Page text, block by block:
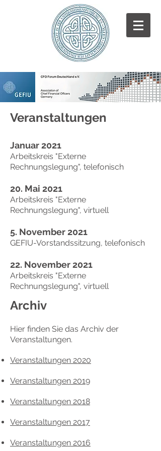
Veranstaltungen
Januar 2021
Arbeitskreis "Externe
Rechnungslegung", telefonisch
20. Mai 2021
Arbeitskreis "Externe
Rechnungslegung", virtuell
5. November 2021
GEFIU-Vorstandssitzung, telefonisch
22. November 2021
Arbeitskreis "Externe
Rechnungslegung", virtuell
Archiv
Hier finden Sie das Archiv der
Veranstaltungen.
Veranstaltungen 2020
Veranstaltungen 2019
Veranstaltungen 2018
Veranstaltungen 2017
Veranstaltungen 2016